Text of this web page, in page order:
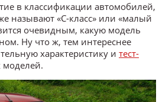
в классификации автомобилей,
называют «С-класс» или «малый
очевидным, какую модель
Ну что ж, тем интереснее
характеристику и тест-